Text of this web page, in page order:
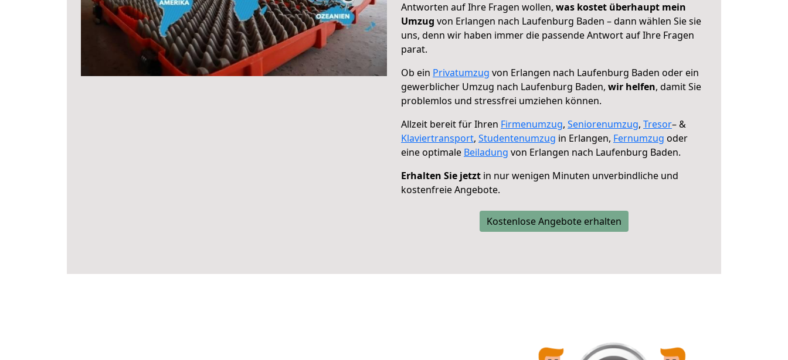
Antworten auf Ihre Fragen wollen, was kostet überhaupt mein
Umzug von Erlangen nach Laufenburg Baden – dann wählen Sie sie
uns, denn wir haben immer die passende Antwort auf Ihre Fragen
parat.
Ob ein Privatumzug von Erlangen nach Laufenburg Baden oder ein
gewerblicher Umzug nach Laufenburg Baden, wir helfen, damit Sie
problemlos und stressfrei umziehen können.
Allzeit bereit für Ihren Firmenumzug, Seniorenumzug, Tresor– &
Klaviertransport, Studentenumzug in Erlangen, Fernumzug oder
eine optimale Beiladung von Erlangen nach Laufenburg Baden.
Erhalten Sie jetzt in nur wenigen Minuten unverbindliche und
kostenfreie Angebote.
Kostenlose Angebote erhalten